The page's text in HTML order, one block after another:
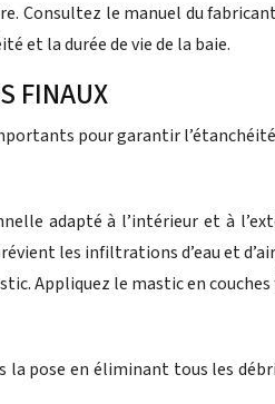
Consultez le manuel du
et la durée de vie de la baie.
FINAUX
pour garantir
adapté à l’intérieur et à
les infiltrations d’eau et
Appliquez le mastic en
pose en éliminant tous les